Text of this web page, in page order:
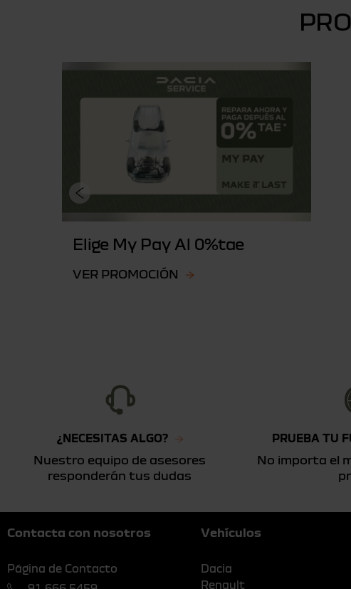
Elige My Pay Al 0%tae
VER PROMOCIÓN
¿NECESITAS ALGO?
Nuestro equipo de asesores
responderán tus dudas
PRUEBA TU
No importa el
Contacta con nosotros
Página de Contacto
Vehículos
Dacia
Renault